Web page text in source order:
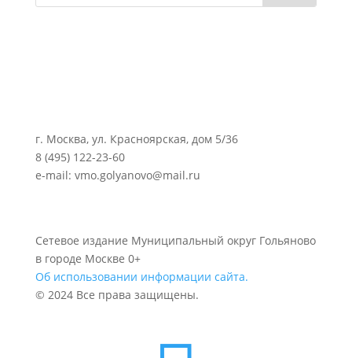
г. Москва, ул. Красноярская, дом 5/36
8 (495) 122-23-60
e-mail: vmo.golyanovo@mail.ru
Сетевое издание Муниципальный округ Гольяново
в городе Москве 0+
Об использовании информации сайта.
© 2024 Все права защищены.